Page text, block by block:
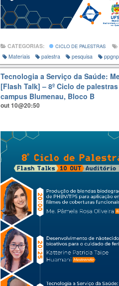
CATEGORIAS: CICLO DE PALESTRAS
Materiais
palestra pesquisa
Tecnologia a Serviço da Saúde:
[Flash Talk] – 8º Ciclo de palestras
campus Blumenau, Bloco B
out 10@20:50